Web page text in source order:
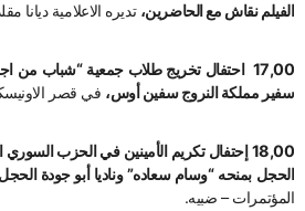
الفيلم نقاش مع الحاضرين، تديره الاعلامية ديانا
سفير مملكة النروج سفين أوس، في قصر
18,00 إحتفال تكريم الأمينين في الحزب
الحجلبمنحه “وسام سعاده”وناديا أبو جودة
المؤتمرات – ضبيه.